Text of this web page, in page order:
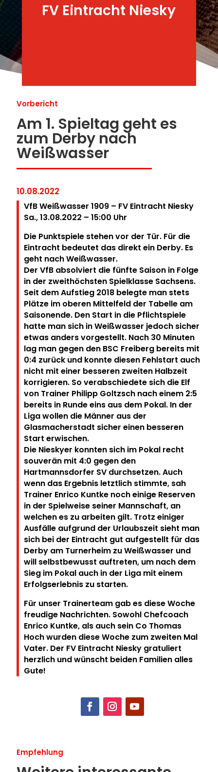
FV Eintracht Niesky
Vorbericht
Am 1. Spieltag geht es
zum Derby nach
Weißwasser
10.08.2022
VfB Weißwasser 1909 – FV Eintracht Niesky
Sa., 13.08.2022 – 15:00 Uhr
Die Punktspiele stehen vor der Tür. Für die
Eintracht bedeutet das direkt ein Derby. Es
geht nach Weißwasser.
Der VfB absolviert die fünfte Saison in Folge
in der zweithöchsten Spielklasse Sachsens.
Seit dem Aufstieg 2018 belegte man stets
Plätze im oberen Mittelfeld der Tabelle am
Saisonende. Den Start in die Pflichtspiele
hatte man sich in Weißwasser jedoch sicher
etwas anders vorgestellt. Nach 30 Minuten
lag man gegen den BSC Freiberg bereits mit
0:4 zurück und konnte diesen Fehlstart auch
nicht mit einer besseren zweiten Halbzeit
korrigieren. So verabschiedete sich die Elf
von Trainer Philipp Goltzsch nach einem 2:5
bereits in Runde eins aus dem Pokal. In der
Liga wollen die Männer aus der
Glasmacherstadt sicher einen besseren
Start erwischen.
Die Nieskyer konnten sich im Pokal recht
souverän mit 4:0 gegen den
Hartmannsdorfer SV durchsetzen. Auch
wenn das Ergebnis letztlich stimmte, sah
Trainer Enrico Kuntke noch einige Reserven
in der Spielweise seiner Mannschaft, an
welchen es zu arbeiten gilt. Trotz einiger
Ausfälle aufgrund der Urlaubszeit sieht man
sich bei der Eintracht gut aufgestellt für das
Derby am Turnerheim zu Weißwasser und
will selbstbewusst auftreten, um nach dem
Sieg im Pokal auch in der Liga mit einem
Erfolgserlebnis zu starten.
Für unser Trainerteam gab es diese Woche
freudige Nachrichten. Sowohl Chefcoach
Enrico Kuntke, als auch sein Co Thomas
Hoch wurden diese Woche zum zweiten Mal
Vater. Der FV Eintracht Niesky gratuliert
herzlich und wünscht beiden Familien alles
Gute!
Empfehlung